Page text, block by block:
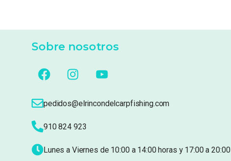
Sobre nosotros
pedidos@elrincondelcarpfishing.com
910 824 923
Lunes a Viernes de 10:00 a 14:00 horas y 17:00 a 20:00